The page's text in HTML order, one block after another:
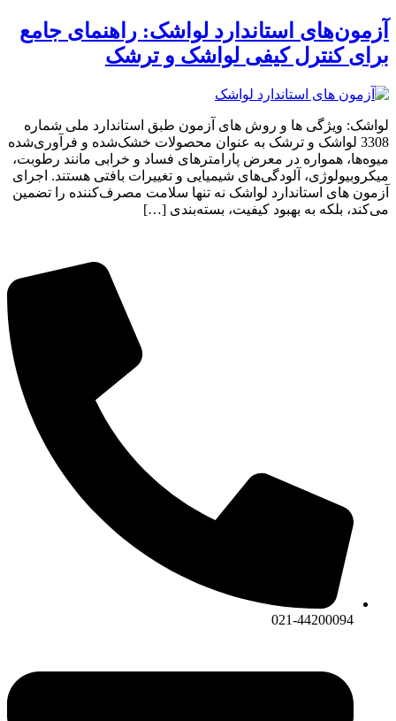
آزمون‌های استاندارد لواشک: راهنمای جامع
برای کنترل کیفی لواشک و ترشک
لواشک: ویژگی ها و روش های آزمون طبق استاندارد ملی شماره
3308 لواشک و ترشک به عنوان محصولات خشک‌شده و فرآوری‌شده
میوه‌ها، همواره در معرض پارامترهای فساد و خرابی مانند رطوبت،
میکروبیولوژی، آلودگی‌های شیمیایی و تغییرات بافتی هستند. اجرای
آزمون های استاندارد لواشک نه تنها سلامت مصرف‌کننده را تضمین
می‌کند، بلکه به بهبود کیفیت، بسته‌بندی […]
021-44200094